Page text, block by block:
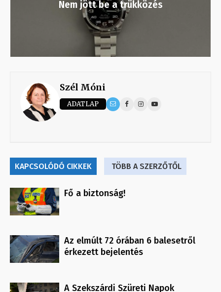
Nem jött be a trükközés
Szél Móni
ADATLAP
KAPCSOLÓDÓ CIKKEK TÖBB A SZERZŐTŐL
Fő a biztonság!
Az elmúlt 72 órában 6 balesetről
érkezett bejelentés
A Szekszárdi Szüreti Napok